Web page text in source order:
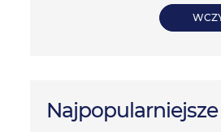
Najpopularniejsze